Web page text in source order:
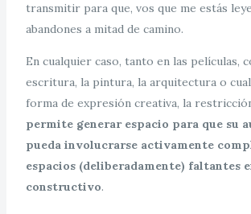
transmitir para que, vos que me estás
abandones a mitad de camino.
En cualquier caso, tanto en las películas,
escritura, la pintura, la arquitectura o
forma de expresión creativa, la
permite generar espacio para que su
pueda involucrarse activamente
espacios (deliberadamente) faltantes
constructivo.